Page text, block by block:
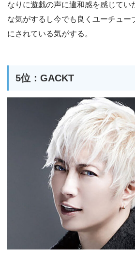
なりに遊戯の声に違和感を感じてい
な気がするし今でも良くユーチュー
にされている気がする。
5位：GACKT